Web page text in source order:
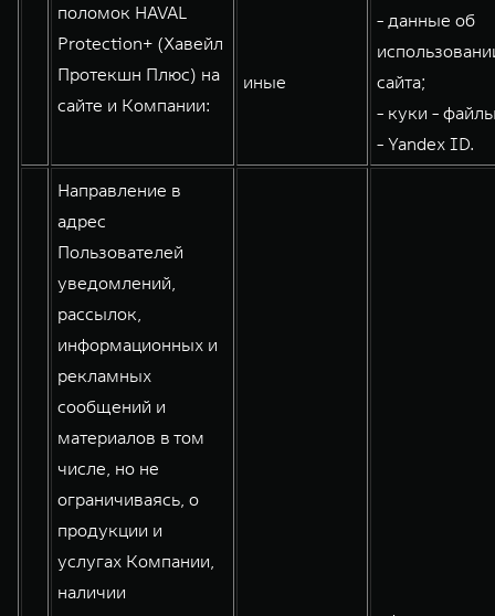
WEY 80
Масштаб возможностей
от 6 449 000 ₽ от 8 099 000 ₽
поломок HAVAL
Protection+ (Хавейл
Протекшн Плюс) на
сайте и Компании:
иные
- данные об
сайта;
- куки -
- Yandex ID.
Направление в
адрес
Пользователей
уведомлений,
рассылок,
информационных и
рекламных
сообщений и
материалов в том
числе, но не
ограничиваясь, о
продукции и
услугах Компании,
наличии